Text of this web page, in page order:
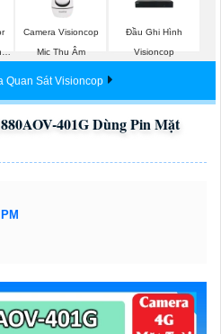
Camera Visioncop
Mic Thu Âm
Đầu Ghi Hình
Visioncop
Quan Sát Visioncop
401G Dùng Pin Mặt